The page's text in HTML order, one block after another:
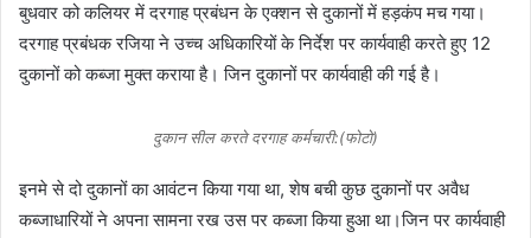
बुधवार को कलियर में दरगाह प्रबंधन के एक्शन से दुकानों में हड़कंप मच गया।
दरगाह प्रबंधक रजिया ने उच्च अधिकारियों के निर्देश पर कार्यवाही करते हुए 12
दुकानों को कब्जा मुक्त कराया है। जिन दुकानों पर कार्यवाही की गई है।
दुकान सील करते दरगाह कर्मचारी:(फोटो)
इनमे से दो दुकानों का आवंटन किया गया था, शेष बची कुछ दुकानों पर अवैध
कब्जाधारियों ने अपना सामना रख उस पर कब्जा किया हुआ था।जिन पर कार्यवाही